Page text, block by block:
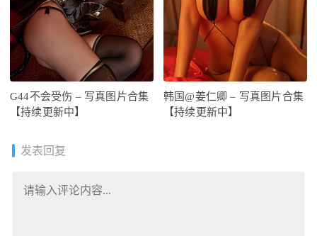
G44不会受伤 – 写真图片合集
【持续更新中】
韩国@姜仁卿 – 写真图片合集
【持续更新中】
发表回复